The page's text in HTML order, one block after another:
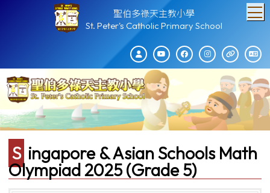
聖伯多祿天主教小學
St. Peter's Catholic Primary School
Singapore & Asian Schools Math
Olympiad 2025 (Grade 5)